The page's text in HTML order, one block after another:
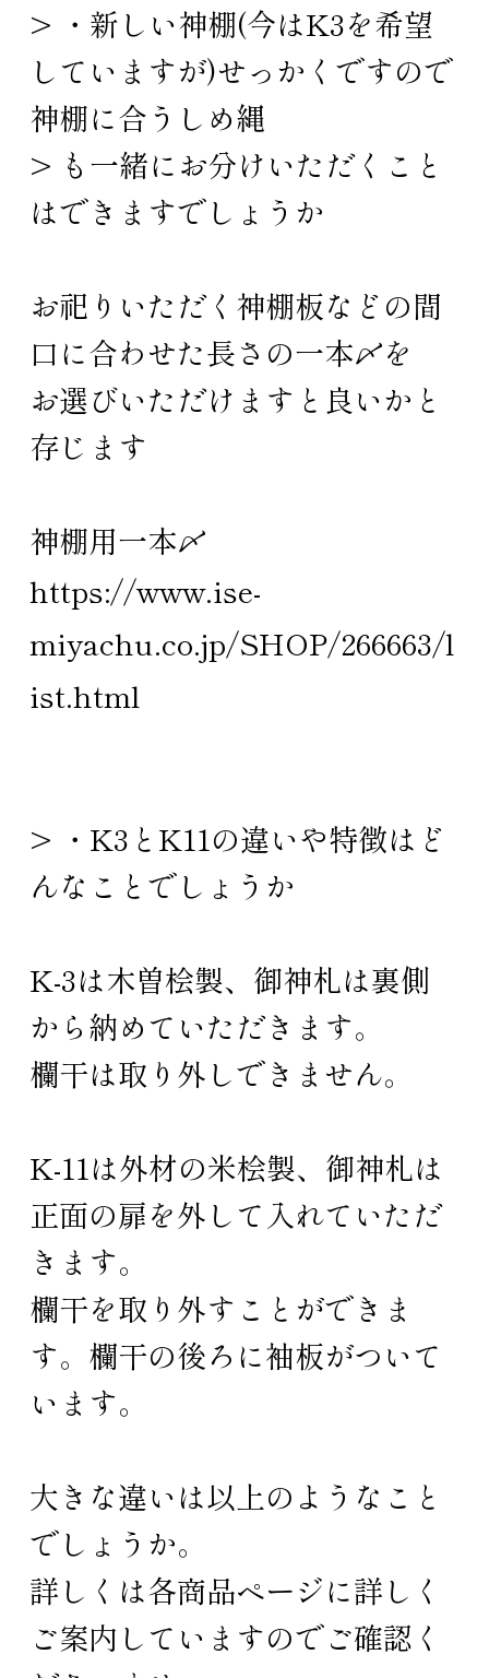
> ・新しい神棚(今はK3を希望
していますが)せっかくですので
神棚に合うしめ縄
> も一緒にお分けいただくこと
はできますでしょうか
お祀りいただく神棚板などの間
口に合わせた長さの一本〆を
お選びいただけますと良いかと
存じます
神棚用一本〆
https://www.ise-
miyachu.co.jp/SHOP/266663/l
ist.html
> ・K3とK11の違いや特徴はど
んなことでしょうか
K-3は木曽桧製、御神札は裏側
から納めていただきます。
欄干は取り外しできません。
K-11は外材の米桧製、御神札は
正面の扉を外して入れていただ
きます。
欄干を取り外すことができま
す。欄干の後ろに袖板がついて
います。
大きな違いは以上のようなこと
でしょうか。
詳しくは各商品ページに詳しく
ご案内していますのでご確認く